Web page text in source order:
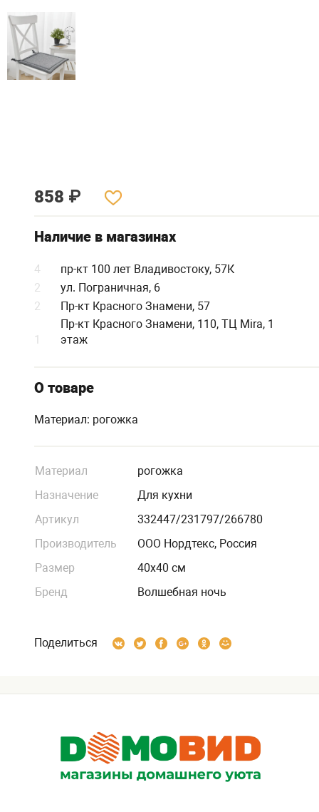
858 ₽
Наличие в магазинах
4
пр-кт 100 лет Владивостоку, 57К
2
ул. Пограничная, 6
2
Пр-кт Красного Знамени, 57
1
Пр-кт Красного Знамени, 110, ТЦ Mira, 1
этаж
О товаре
Материал: рогожка
Материал
рогожка
Назначение
Для кухни
Артикул
332447/231797/266780
Производитель
ООО Нордтекс, Россия
Размер
40х40 см
Бренд
Волшебная ночь
Поделиться